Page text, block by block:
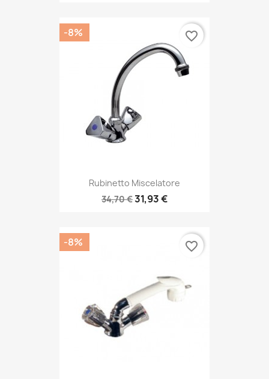
Rubinetto Miscelatore
34,70 €31,93 €
-8% favorite_border
-8% favorite_border